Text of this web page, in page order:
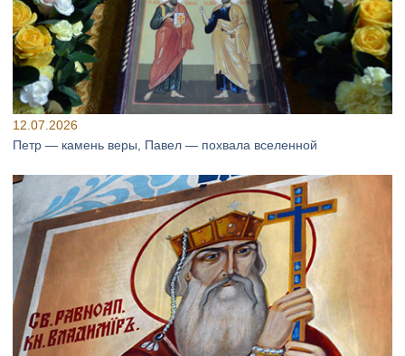
12.07.2026
Петр — камень веры, Павел — похвала вселенной